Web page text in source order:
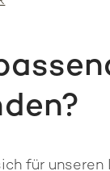
für